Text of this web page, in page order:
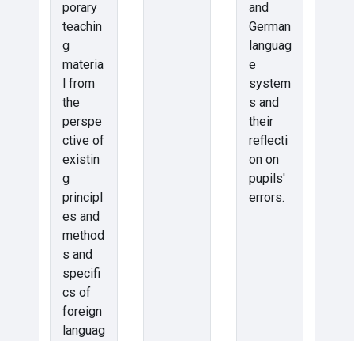
porary
teachin
g
materia
l from
the
perspe
ctive of
existin
g
principl
es and
method
s and
specifi
cs of
foreign
languag
and
German
languag
e
system
s and
their
reflecti
on on
pupils'
errors.